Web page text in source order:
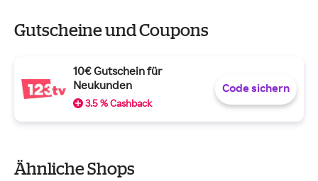
Gutscheine und Coupons
10€ Gutschein für
Neukunden
3.5 % Cashback
Code sichern
Ähnliche Shops